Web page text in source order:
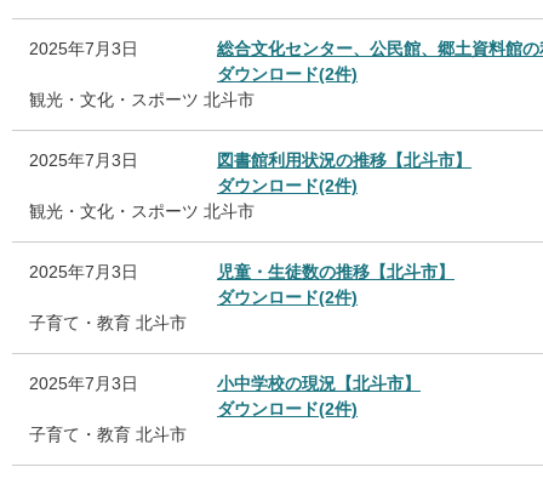
2025年7月3日
総合文化センター、公民館、郷土資料館
ダウンロード(2件)
観光・文化・スポーツ 北斗市
2025年7月3日
図書館利用状況の推移【北斗市】
ダウンロード(2件)
観光・文化・スポーツ 北斗市
2025年7月3日
児童・生徒数の推移【北斗市】
ダウンロード(2件)
子育て・教育 北斗市
2025年7月3日
小中学校の現況【北斗市】
ダウンロード(2件)
子育て・教育 北斗市